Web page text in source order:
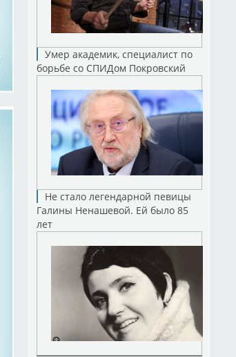
Умер академик, специалист по
борьбе со СПИДом Покровский
Не стало легендарной певицы
Галины Ненашевой. Ей было 85
лет